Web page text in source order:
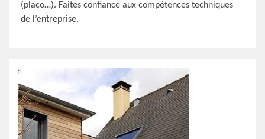
(placo…). Faites confiance aux compétences techniques
de l’entreprise.